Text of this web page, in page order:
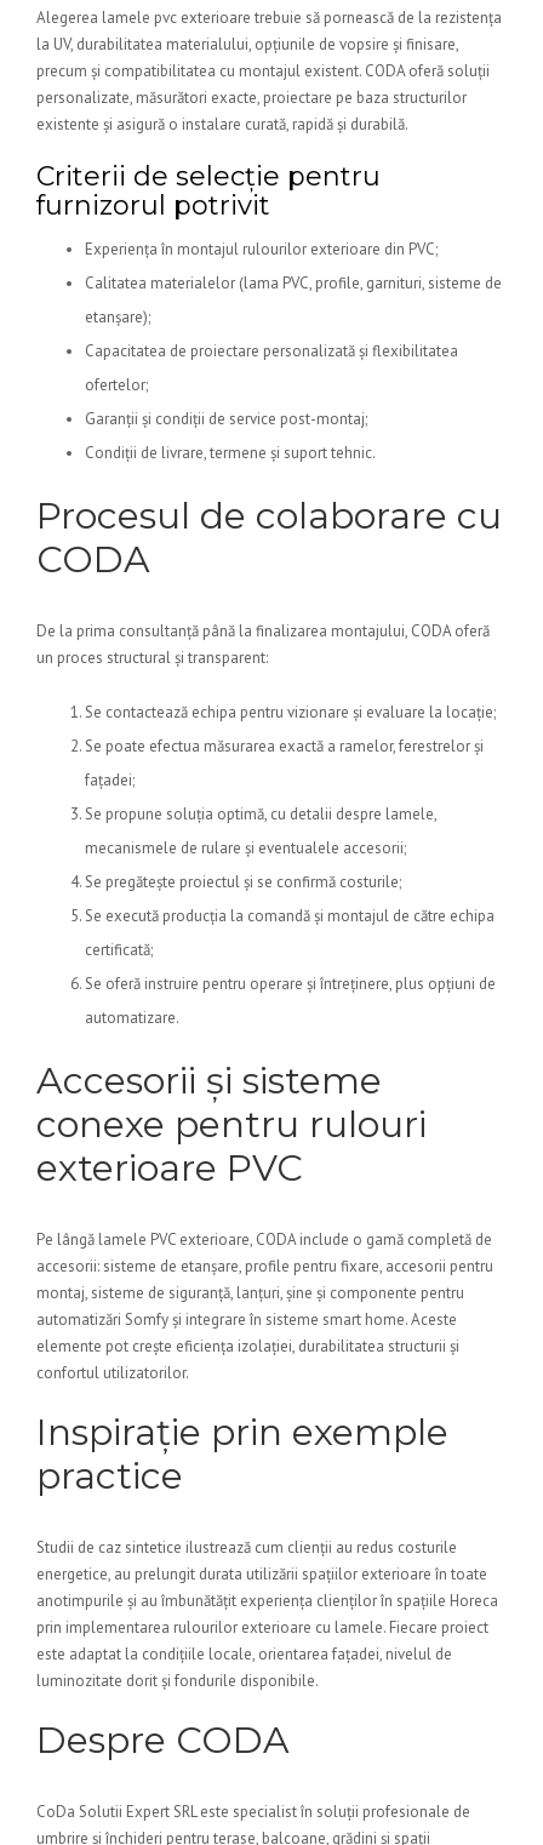
Alegerea lamele pvc exterioare trebuie să pornească de la rezistența
la UV, durabilitatea materialului, opțiunile de vopsire și finisare,
precum și compatibilitatea cu montajul existent. CODA oferă soluții
personalizate, măsurători exacte, proiectare pe baza structurilor
existente și asigură o instalare curată, rapidă și durabilă.
Criterii de selecție pentru
furnizorul potrivit
Experiența în montajul rulourilor exterioare din PVC;
Calitatea materialelor (lama PVC, profile, garnituri, sisteme de
etanșare);
Capacitatea de proiectare personalizată și flexibilitatea
ofertelor;
Garanții și condiții de service post-montaj;
Condiții de livrare, termene și suport tehnic.
Procesul de colaborare cu
CODA
De la prima consultanță până la finalizarea montajului, CODA oferă
un proces structural și transparent:
Se contactează echipa pentru vizionare și evaluare la locație;
Se poate efectua măsurarea exactă a ramelor, ferestrelor și
fațadei;
Se propune soluția optimă, cu detalii despre lamele,
mecanismele de rulare și eventualele accesorii;
Se pregătește proiectul și se confirmă costurile;
Se execută producția la comandă și montajul de către echipa
certificată;
Se oferă instruire pentru operare și întreținere, plus opțiuni de
automatizare.
Accesorii și sisteme
conexe pentru rulouri
exterioare PVC
Pe lângă lamele PVC exterioare, CODA include o gamă completă de
accesorii: sisteme de etanșare, profile pentru fixare, accesorii pentru
montaj, sisteme de siguranță, lanțuri, șine și componente pentru
automatizări Somfy și integrare în sisteme smart home. Aceste
elemente pot crește eficiența izolației, durabilitatea structurii și
confortul utilizatorilor.
Inspirație prin exemple
practice
Studii de caz sintetice ilustrează cum clienții au redus costurile
energetice, au prelungit durata utilizării spațiilor exterioare în toate
anotimpurile și au îmbunătățit experiența clienților în spațiile Horeca
prin implementarea rulourilor exterioare cu lamele. Fiecare proiect
este adaptat la condițiile locale, orientarea fațadei, nivelul de
luminozitate dorit și fondurile disponibile.
Despre CODA
CoDa Solutii Expert SRL este specialist în soluții profesionale de
umbrire și închideri pentru terase, balcoane, grădini și spații